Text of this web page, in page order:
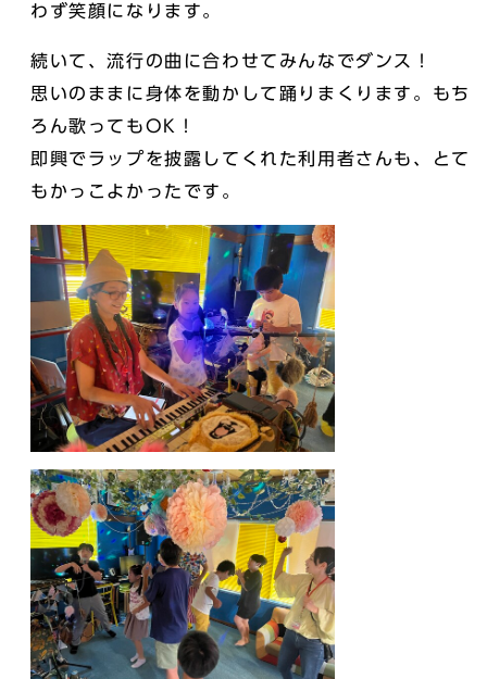
わず笑顔になります。
続いて、流行の曲に合わせてみんなでダンス！
思いのままに身体を動かして踊りまくります。もち
ろん歌ってもOK！
即興でラップを披露してくれた利用者さんも、とて
もかっこよかったです。